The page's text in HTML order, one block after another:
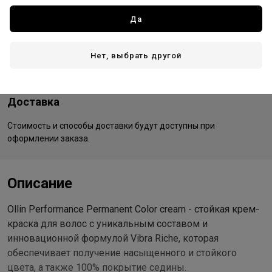
Россия - страна бренда
Доставка
Стоимость и способы доставки будут доступны при
оформлении заказа.
Описание
Ollin Performance Permanent Color cream - стойкая крем-
краска для волос с уникальным составом и
инновационной формулой Vibra Riche, которая
обеспечивает получение насыщенного и стойкого
цвета, а также 100% покрытие седины.
Да
Нет, выбрать другой